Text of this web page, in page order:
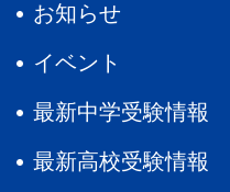
お知らせ
イベント
最新中学受験情報
最新高校受験情報